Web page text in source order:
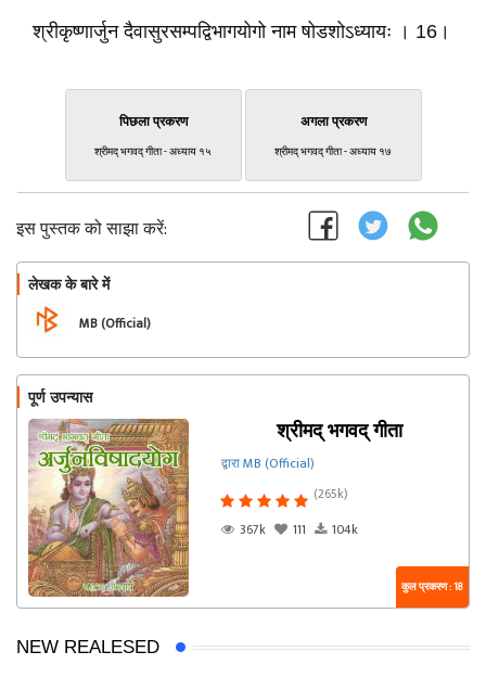
श्रीकृष्णार्जुन दैवासुरसम्पद्विभागयोगो नाम षोडशोऽध्यायः । 16।
पिछला प्रकरण
श्रीमद् भगवद् गीता - अध्याय १५
अगला प्रकरण
श्रीमद् भगवद् गीता - अध्याय १७
इस पुस्तक को साझा करें:
लेखक के बारे में
MB (Official)
पूर्ण उपन्यास
श्रीमद् भगवद् गीता
द्वारा MB (Official)
(265k)
367k
111 104k
कुल प्रकरण : 18
NEW REALESED